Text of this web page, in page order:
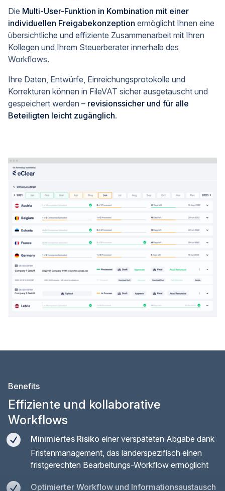
Die Multi-User-Funktion in Kombination mit einer
individuellen Freigabekonzeption ermöglicht Ihnen eine
übersichtliche und effiziente Zusammenarbeit mit Ihren
Kollegen und Ihrem Steuerberater innerhalb des
Workflows.
Ihre Daten, Entwürfe, Einreichungsprotokolle und
Korrekturen können in FileVAT sicher ausgetauscht und
gespeichert werden – revisionssicher und für alle
Beteiligten leicht zugänglich.
Benefits
Effiziente und kollaborative
Workflows
Minimiertes Risiko einer verspäteten Abgabe dank
Fristenmanagement, das länderspezifisch einen
fristgerechten Bearbeitungs-Workflow ermöglicht
Optimierter Workflow und Informationsaustausch